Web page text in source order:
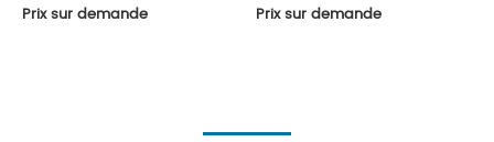
Prix sur demande Prix sur demande